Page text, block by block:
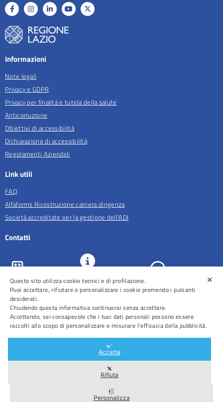
Informazioni
Note legali
Privacy e GDPR
Privacy per finalità e tutela della salute
Anticorruzione
Obiettivi di accessibilità
Dichiarazione di accessibilità
Regolamenti Aziendali
Link utili
FAQ
Alfaforms Ricostruzione carriera dirigenza
Società accreditate per la gestione dell'ADI
Contatti
ASL Roma 5
URP e
Comunicazione
Prenotazioni
Area Riservata
✕
Questo sito utilizza cookie tecnici e di profilazione.
Puoi accettare, rifiutare o personalizzare i cookie premendo i pulsanti
desiderati.
Chiudendo questa informativa continuerai senza accettare.
Accettando, sei consapevole che i tuoi dati personali possono essere
raccolti allo scopo di personalizzare e misurare l'efficacia della pubblicità.
Accetta
Rifiuta
Personalizza